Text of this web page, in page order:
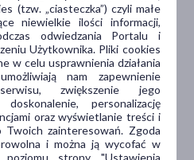
dezynfekcji powierzchnia
z zachowaniem środków
należy przeczytać etykietę i
zamkniętym, oryginalnym
pomieszczeniu.
gorących powierzchni, źródeł
(tzw. „ciasteczka”) czyli małe
niewielkie ilości informacji,
odwiedzania Portalu i
Użytkownika. Pliki cookies
w celu usprawnienia działania
nam zapewnienie
zwiększenie jego
personalizację
oraz wyświetlanie treści i
Twoich zainteresowań. Zgoda
i można ją wycofać w
strony "Ustawienia